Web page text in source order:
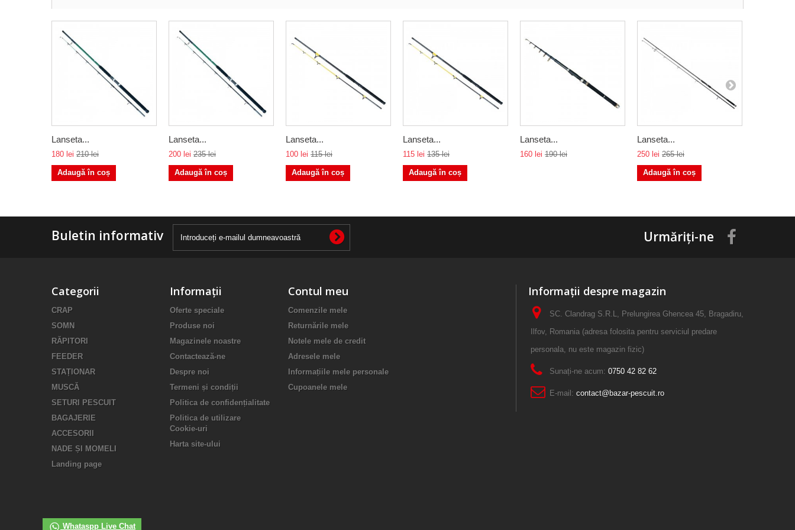
Lanseta...
180 lei 210 lei
Adaugă în coș
Lanseta...
200 lei 235 lei
Adaugă în coș
Lanseta...
100 lei 115 lei
Adaugă în coș
Lanseta...
115 lei 135 lei
Adaugă în coș
Lanseta...
160 lei 190 lei
Lanseta...
250 lei 265 lei
Adaugă în coș
Buletin informativ Urmăriți-ne
Categorii
CRAP
SOMN
RĂPITORI
FEEDER
STAȚIONAR
MUSCĂ
SETURI PESCUIT
BAGAJERIE
ACCESORII
NADE ȘI MOMELI
Landing page
Informații
Oferte speciale
Produse noi
Magazinele noastre
Contactează-ne
Despre noi
Termeni și condiții
Politica de confidențialitate
Politica de utilizare
Cookie-uri
Harta site-ului
Contul meu
Comenzile mele
Returnările mele
Notele mele de credit
Adresele mele
Informațiile mele personale
Cupoanele mele
Informații despre magazin
SC. Clandrag S.R.L, Prelungirea Ghencea 45, Bragadiru,
Ilfov, Romania (adresa folosita pentru serviciul predare
personala, nu este magazin fizic)
Sunați-ne acum: 0750 42 82 62
E-mail: contact@bazar-pescuit.ro
Whataspp Live Chat